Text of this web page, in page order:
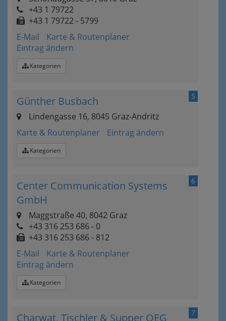
+43 1 79722
+43 1 79722 - 5799
E-Mail
Karte & Routenplaner
Eintrag ändern
Kategorien
5
Günther Busbach
Lindengasse 16, 8045 Graz-Andritz
Karte & Routenplaner
Eintrag ändern
Kategorien
6
Center Communication Systems
GmbH
Maggstraße 40, 8042 Graz
+43 316 253 686 - 0
+43 316 253 686 - 812
E-Mail
Karte & Routenplaner
Eintrag ändern
Kategorien
7
Charwat, Tischler & Supper OEG